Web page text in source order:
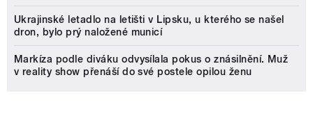
Ukrajinské letadlo na letišti v Lipsku, u kterého se našel
dron, bylo prý naložené municí
Markíza podle diváku odvysílala pokus o znásilnění. Muž
v reality show přenáší do své postele opilou ženu